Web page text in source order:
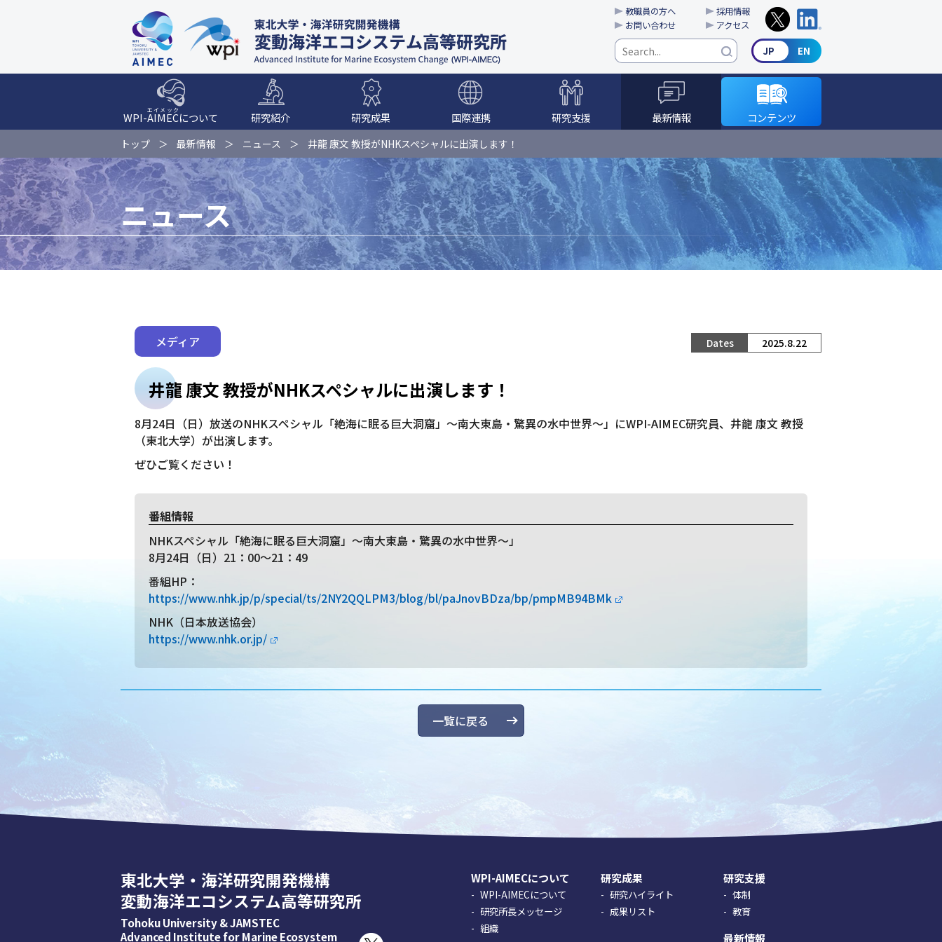
WPI-AIMEC
エイメック
について 研究紹介 研究成果 国際連携 研究支援 最新情報 コンテンツ
教職員の方へ
採用情報
お問い合わせ
アクセス
トップ 最新情報 ニュース 井龍 康文 教授がNHKスペシャルに出演します！
ニュース
メディア 2025.8.22
井龍 康文 教授がNHKスペシャルに出演します！
8月24日（日）放送のNHKスペシャル「絶海に眠る巨大洞窟」～南大東島・驚異の水中世界～」にWPI-AIMEC研究員、井龍 康文 教授
（東北大学）が出演します。
ぜひご覧ください！
番組情報
NHKスペシャル「絶海に眠る巨大洞窟」～南大東島・驚異の水中世界～」
8月24日（日）21：00～21：49
番組HP：
https://www.nhk.jp/p/special/ts/2NY2QQLPM3/blog/bl/paJnovBDza/bp/pmpMB94BMk
NHK（日本放送協会）
https://www.nhk.or.jp/
一覧に戻る
東北大学・海洋研究開発機構
変動海洋エコシステム高等研究所
Tohoku University & JAMSTEC
Advanced Institute for Marine Ecosystem
WPI-AIMECについて
WPI-AIMECについて
研究所長メッセージ
組織
研究成果
研究ハイライト
成果リスト
研究支援
体制
教育
最新情報